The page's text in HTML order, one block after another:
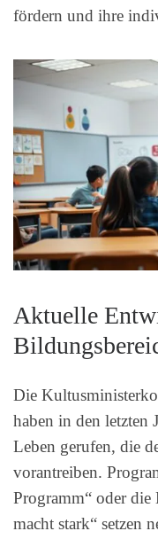
fördern und ihre
Aktuelle
Die
haben in den letzten
Leben gerufen, die
vorantreiben.
Programm“ oder
macht stark“ setzen